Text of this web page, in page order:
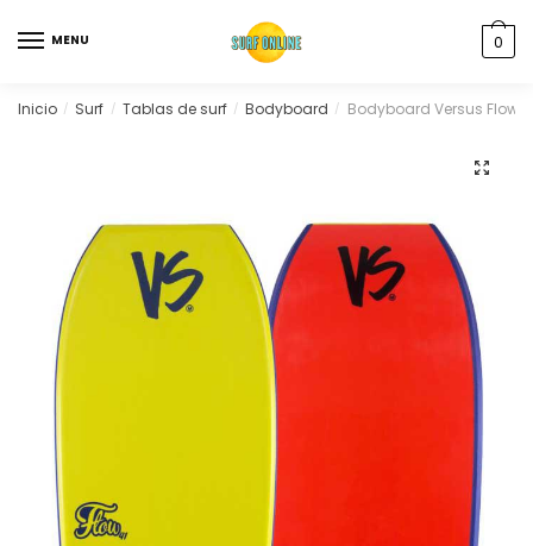
MENU 0
Inicio / Surf / Tablas de surf / Bodyboard / Bodyboard Versus Flow
🔍